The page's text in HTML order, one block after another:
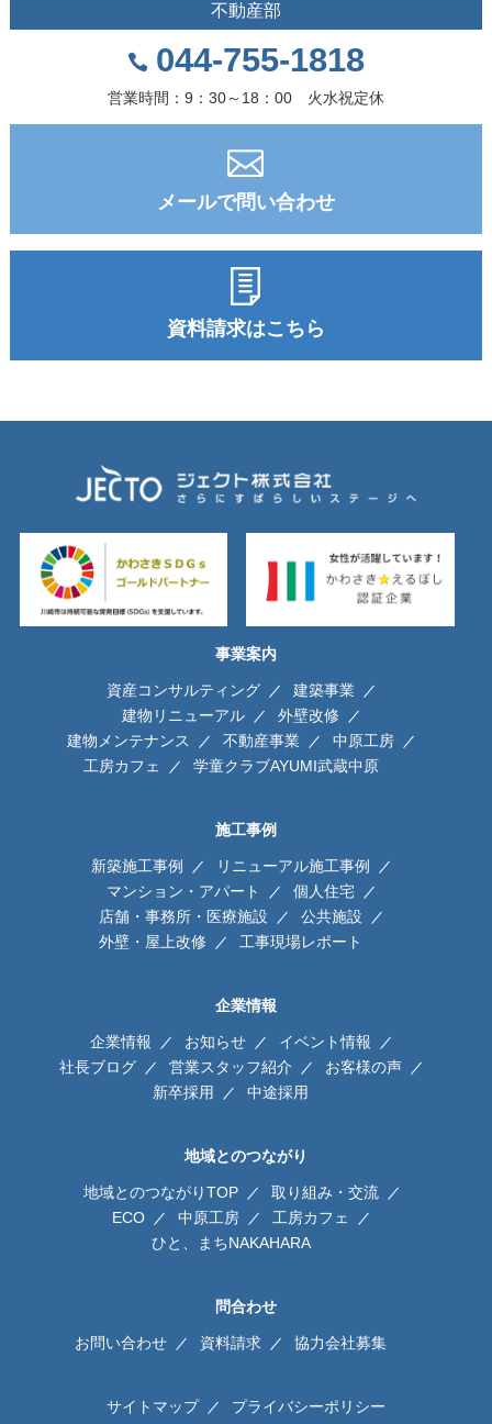
不動産部
044-755-1818
営業時間：9：30～18：00 火水祝定休
メールで問い合わせ
資料請求はこちら
事業案内
資産コンサルティング
建築事業
建物リニューアル
外壁改修
建物メンテナンス
不動産事業
中原工房
工房カフェ
学童クラブAYUMI武蔵中原
施工事例
新築施工事例
リニューアル施工事例
マンション・アパート
個人住宅
店舗・事務所・医療施設
公共施設
外壁・屋上改修
工事現場レポート
企業情報
企業情報 お知らせ
イベント情報
社長ブログ
営業スタッフ紹介
お客様の声
新卒採用
中途採用
地域とのつながり
地域とのつながりTOP
取り組み・交流
ECO
中原工房
工房カフェ
ひと、まちNAKAHARA
問合わせ
お問い合わせ 資料請求 協力会社募集
サイトマップ プライバシーポリシー